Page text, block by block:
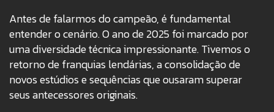
Antes de falarmos do campeão, é fundamental
entender o cenário. O ano de 2025 foi marcado por
uma diversidade técnica impressionante. Tivemos o
retorno de franquias lendárias, a consolidação de
novos estúdios e sequências que ousaram superar
seus antecessores originais.